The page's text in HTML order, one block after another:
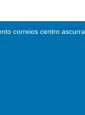
correios centro